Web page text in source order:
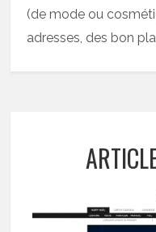
(de mode ou
adresses, des bon